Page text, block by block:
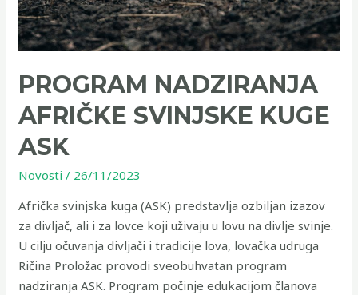
PROGRAM NADZIRANJA
AFRIČKE SVINJSKE KUGE
ASK
Novosti / 26/11/2023
Afrička svinjska kuga (ASK) predstavlja ozbiljan izazov
za divljač, ali i za lovce koji uživaju u lovu na divlje svinje.
U cilju očuvanja divljači i tradicije lova, lovačka udruga
Ričina Proložac provodi sveobuhvatan program
nadziranja ASK. Program počinje edukacijom članova